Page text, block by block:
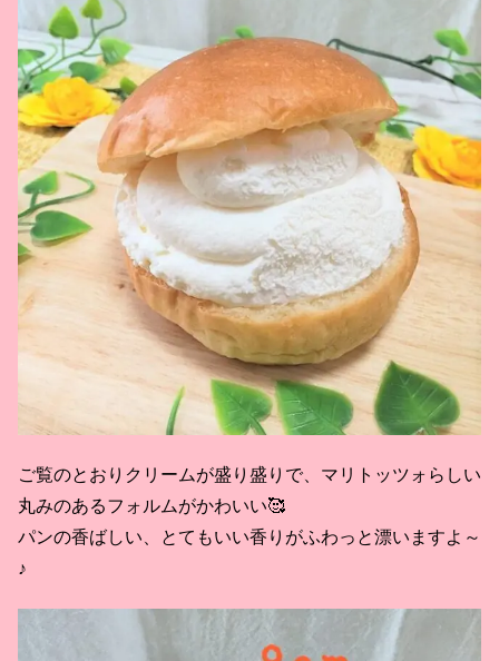
ご覧のとおりクリームが盛り盛りで、マリトッツォらしい
丸みのあるフォルムがかわいい🥰
パンの香ばしい、とてもいい香りがふわっと漂いますよ～
♪